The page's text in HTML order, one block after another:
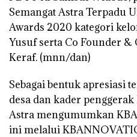
Semangat Astra Terpadu
Awards 2020 kategori
Yusuf serta Co Founder
Keraf. (mnn/dan)
Sebagai bentuk apresiasi
desa dan kader
Astra mengumumkan
ini melalui